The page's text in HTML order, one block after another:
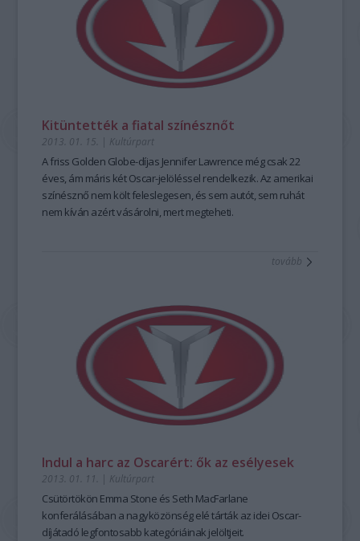
Kitüntették a fiatal színésznőt
2013. 01. 15. | Kultúrpart
A friss Golden Globe-díjas Jennifer Lawrence még csak 22
éves, ám máris két Oscar-jelöléssel rendelkezik. Az amerikai
színésznő nem költ feleslegesen, és sem autót, sem ruhát
nem kíván azért vásárolni, mert megteheti.
tovább
Indul a harc az Oscarért: ők az esélyesek
2013. 01. 11. | Kultúrpart
Csütörtökön Emma Stone és Seth MacFarlane
konferálásában a nagyközönség elé tárták az idei Oscar-
díjátadó legfontosabb kategóriáinak jelöltjeit.